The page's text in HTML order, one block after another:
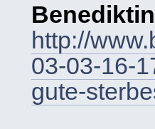
http://
03-03-16-
gute-